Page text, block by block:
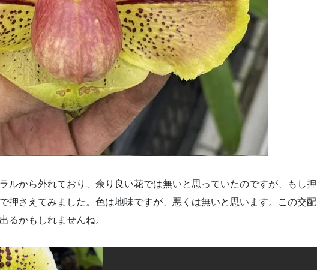
ルから外れており、余り良い花では無いと思っていたのですが、もし押
押さえてみました。色は地味ですが、悪くは無いと思います。この交配
るかもしれませんね。